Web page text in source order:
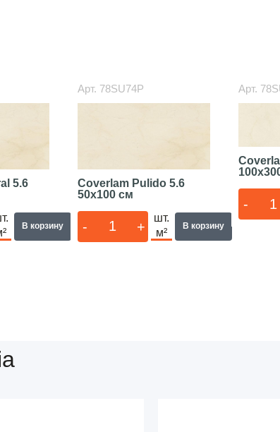
5.6
В корзину
Арт. 78SU74P
Coverlam Pulido 5.6
50x100 см
- +
шт.
м²
В корзину
Арт.
-